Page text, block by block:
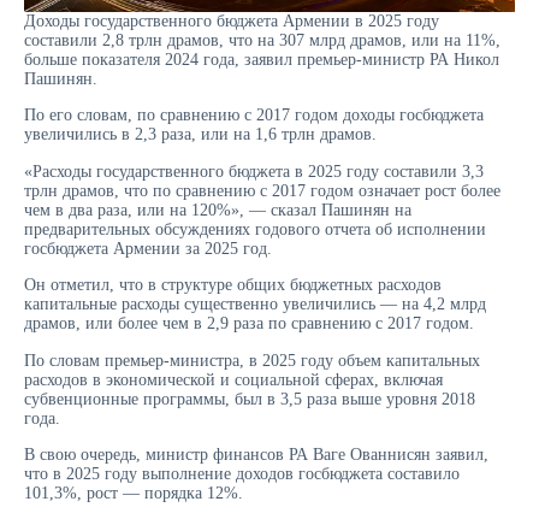
Доходы государственного бюджета Армении в 2025 году
составили 2,8 трлн драмов, что на 307 млрд драмов, или на 11%,
больше показателя 2024 года, заявил премьер-министр РА Никол
Пашинян.
По его словам, по сравнению с 2017 годом доходы госбюджета
увеличились в 2,3 раза, или на 1,6 трлн драмов.
«Расходы государственного бюджета в 2025 году составили 3,3
трлн драмов, что по сравнению с 2017 годом означает рост более
чем в два раза, или на 120%», — сказал Пашинян на
предварительных обсуждениях годового отчета об исполнении
госбюджета Армении за 2025 год.
Он отметил, что в структуре общих бюджетных расходов
капитальные расходы существенно увеличились — на 4,2 млрд
драмов, или более чем в 2,9 раза по сравнению с 2017 годом.
По словам премьер-министра, в 2025 году объем капитальных
расходов в экономической и социальной сферах, включая
субвенционные программы, был в 3,5 раза выше уровня 2018
года.
В свою очередь, министр финансов РА Ваге Ованнисян заявил,
что в 2025 году выполнение доходов госбюджета составило
101,3%, рост — порядка 12%.